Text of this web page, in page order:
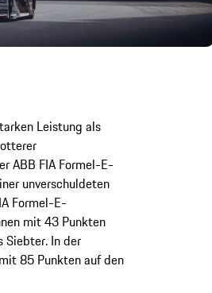
Leistung als
ABB FIA Formel-E-
unverschuldeten
Formel-E-
mit 43 Punkten
Siebter. In der
85 Punkten auf den